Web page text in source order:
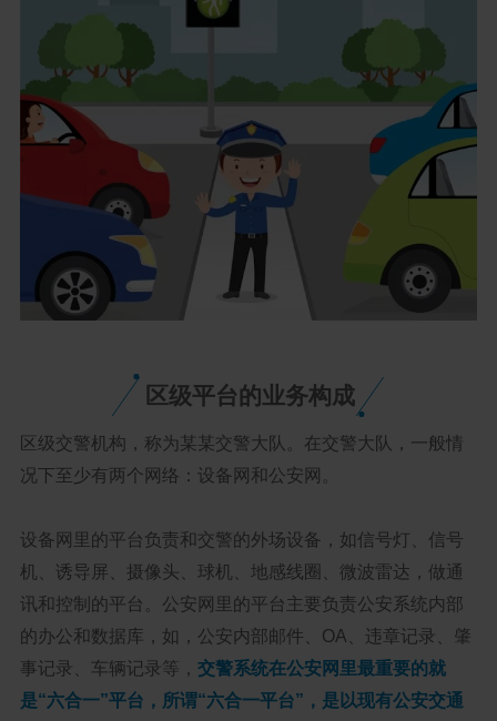
区级平台的业务构成
区级交警机构，称为某某交警大队。在交警大队，一般情
况下至少有两个网络：设备网和公安网。
设备网里的平台负责和交警的外场设备，如信号灯、信号
机、诱导屏、摄像头、球机、地感线圈、微波雷达，做通
讯和控制的平台。公安网里的平台主要负责公安系统内部
的办公和数据库，如，公安内部邮件、OA、违章记录、肇
事记录、车辆记录等， 交警系统在公安网里最重要的就
是“六合一”平台，所谓“六合一平台”，是以现有公安交通